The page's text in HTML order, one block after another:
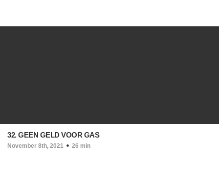
32. GEEN GELD VOOR GAS
November 8th, 2021 26 min